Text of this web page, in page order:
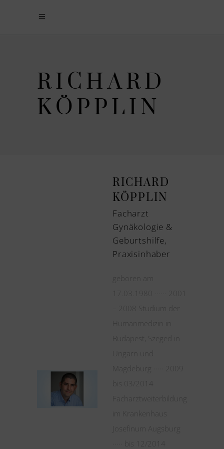
RICHARD
KÖPPLIN
RICHARD
KÖPPLIN
Facharzt
Gynäkologie &
Geburtshilfe,
Praxisinhaber
17.03.1980 ······ 2001
– 2008 Studium der
Magdeburg ····· 2009
bis 03/2014
Facharztweiterbildung
····· bis 12/2014